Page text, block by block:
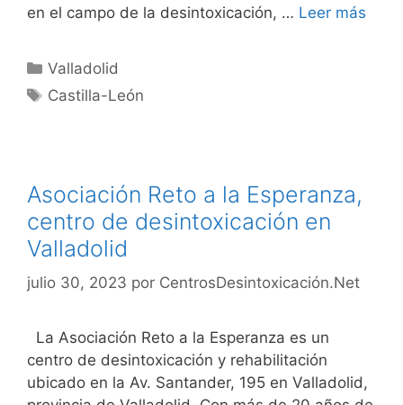
en el campo de la desintoxicación, … Leer más
Categorías
Valladolid
Etiquetas
Castilla-León
Asociación Reto a la Esperanza,
centro de desintoxicación en
Valladolid
julio 30, 2023 por CentrosDesintoxicación.Net
La Asociación Reto a la Esperanza es un
centro de desintoxicación y rehabilitación
ubicado en la Av. Santander, 195 en Valladolid,